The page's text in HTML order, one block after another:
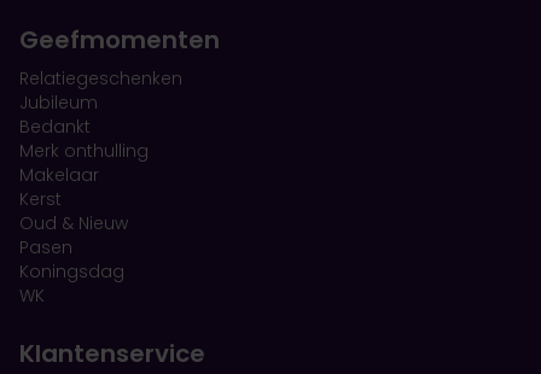
Geefmomenten
Relatiegeschenken
Jubileum
Bedankt
Merk onthulling
Makelaar
Kerst
Oud & Nieuw
Pasen
Koningsdag
WK
Klantenservice